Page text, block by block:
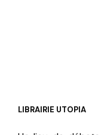
LIBRAIRIE UTOPIA